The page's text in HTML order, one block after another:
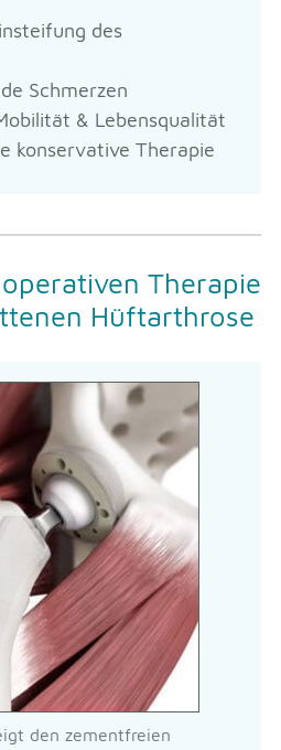
des
Schmerzen
& Lebensqualität
konservative Therapie
Therapie
Hüftarthrose
den zementfreien